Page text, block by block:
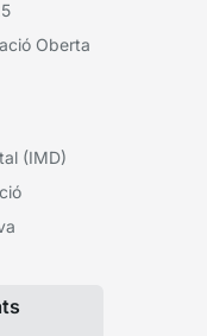
Oberta
(IMD)